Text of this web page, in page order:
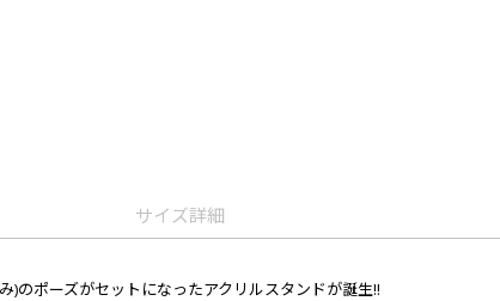
サイズ詳細
)のポーズがセットになったアクリルスタンドが誕生!!